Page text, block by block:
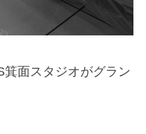
面スタジオがグラン